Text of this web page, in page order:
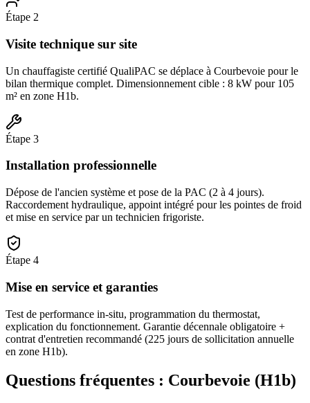
Étape 2
Visite technique sur site
Un chauffagiste certifié QualiPAC se déplace à Courbevoie pour le
bilan thermique complet. Dimensionnement cible : 8 kW pour 105
m² en zone H1b.
Étape 3
Installation professionnelle
Dépose de l'ancien système et pose de la PAC (2 à 4 jours).
Raccordement hydraulique, appoint intégré pour les pointes de froid
et mise en service par un technicien frigoriste.
Étape 4
Mise en service et garanties
Test de performance in-situ, programmation du thermostat,
explication du fonctionnement. Garantie décennale obligatoire +
contrat d'entretien recommandé (225 jours de sollicitation annuelle
en zone H1b).
Questions fréquentes : Courbevoie (H1b)